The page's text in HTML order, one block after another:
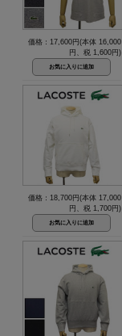
価格：17,600円(本体 16,000
円、税 1,600円)
価格：18,700円(本体 17,000
円、税 1,700円)